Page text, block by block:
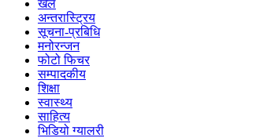
खेल
अन्तरास्ट्रिय
सूचना-प्रबिधि
मनोरन्जन
फोटो फिचर
सम्पादकीय
शिक्षा
स्वास्थ्य
साहित्य
भिडियो ग्यालरी